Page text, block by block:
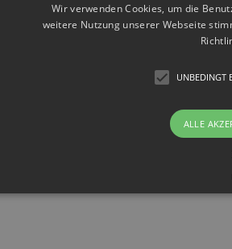
Städten von
für Sie tätig:
KARLSRUHE
SINDELFINGEN
Freiburger Einsatzgebiet
Wir verwenden Cookies, um die
weitere Nutzung unserer Webseite
UNBEDINGT
ALLE